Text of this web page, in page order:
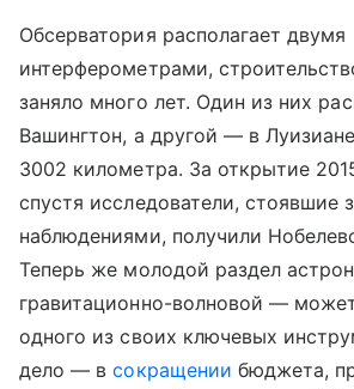
Обсерватория располагает двумя
интерферометрами,
заняло много лет. Один из них
Вашингтон, а другой — в
3002 километра. За открытие
спустя исследователи, стоявшие
наблюдениями, получили
Теперь же молодой раздел
гравитационно-волновой —
одного из своих ключевых
дело — всокращении бюджета,